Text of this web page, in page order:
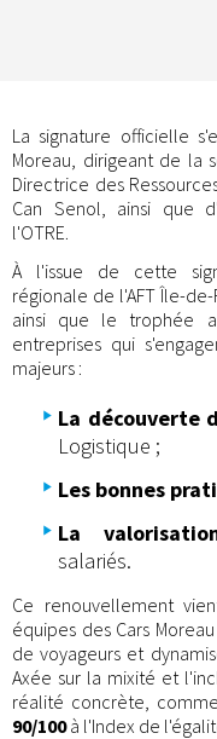
La signature officielle
Moreau, dirigeant de la
Directrice des
Can Senol, ainsi que
l'OTRE.
À l'issue de cette
régionale de l'AFT Île-
ainsi que le trophée
entreprises qui
majeurs :
La découverte
Logistique ;
Les bonnes
La
salariés.
Ce renouvellement
équipes des Cars
de voyageurs et
Axée sur la mixité et
réalité concrète,
90/100à l'Index de